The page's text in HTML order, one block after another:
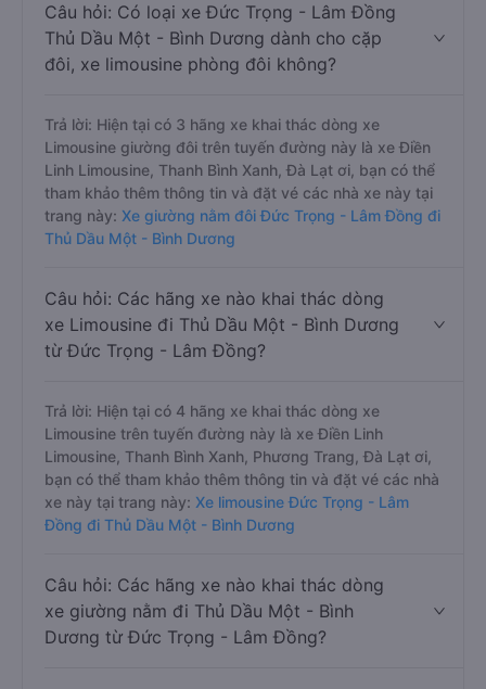
Câu hỏi: Có loại xe Đức Trọng - Lâm Đồng
Thủ Dầu Một - Bình Dương dành cho cặp
đôi, xe limousine phòng đôi không?
Trả lời: Hiện tại có 3 hãng xe khai thác dòng xe
Limousine giường đôi trên tuyến đường này là xe Điền
Linh Limousine, Thanh Bình Xanh, Đà Lạt ơi, bạn có thể
tham khảo thêm thông tin và đặt vé các nhà xe này tại
trang này: Xe giường nằm đôi Đức Trọng - Lâm Đồng đi
Thủ Dầu Một - Bình Dương
Câu hỏi: Các hãng xe nào khai thác dòng
xe Limousine đi Thủ Dầu Một - Bình Dương
từ Đức Trọng - Lâm Đồng?
Trả lời: Hiện tại có 4 hãng xe khai thác dòng xe
Limousine trên tuyến đường này là xe Điền Linh
Limousine, Thanh Bình Xanh, Phương Trang, Đà Lạt ơi,
bạn có thể tham khảo thêm thông tin và đặt vé các nhà
xe này tại trang này: Xe limousine Đức Trọng - Lâm
Đồng đi Thủ Dầu Một - Bình Dương
Câu hỏi: Các hãng xe nào khai thác dòng
xe giường nằm đi Thủ Dầu Một - Bình
Dương từ Đức Trọng - Lâm Đồng?